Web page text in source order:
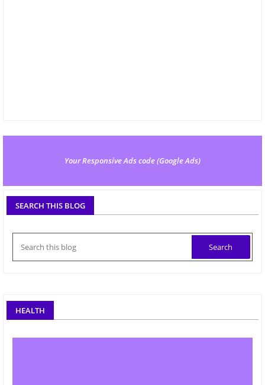
Your Responsive Ads code (Google Ads)
SEARCH THIS BLOG
HEALTH